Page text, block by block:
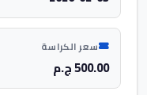
سعر الكراسة
500.00 ج.م